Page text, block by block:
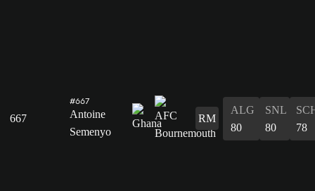
667
#667
Antoine
Semenyo
RM
ALG
80
SNL
80
78